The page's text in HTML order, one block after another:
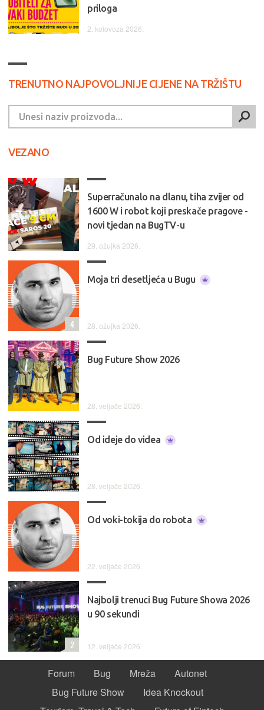
priloga
2. kolovoza 2026.
TRENUTNO NAJPOVOLJNIJE CIJENE NA TRŽIŠTU
VEZANO
Superračunalo na dlanu, tiha zvijer od
1600 W i robot koji preskače pragove -
novi tjedan na BugTV-u
29. ožujka 2026.
Moja tri desetljeća u Bugu
28. ožujka 2026.
4
Bug Future Show 2026
28. veljače 2026.
Od ideje do videa
28. veljače 2026.
Od voki-tokija do robota
22. veljače 2026.
Najbolji trenuci Bug Future Showa 2026
u 90 sekundi
12. veljače 2026.
2
Forum Bug Mreža
Autonet
Bug Future Show
Idea Knockout